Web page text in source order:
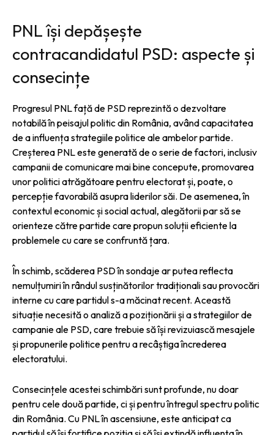
PNL își depășește
contracandidatul PSD: aspecte și
consecințe
Progresul PNL față de PSD reprezintă o dezvoltare
notabilă în peisajul politic din România, având capacitatea
de a influența strategiile politice ale ambelor partide.
Creșterea PNL este generată de o serie de factori, inclusiv
campanii de comunicare mai bine concepute, promovarea
unor politici atrăgătoare pentru electorat și, poate, o
percepție favorabilă asupra liderilor săi. De asemenea, în
contextul economic și social actual, alegătorii par să se
orienteze către partide care propun soluții eficiente la
problemele cu care se confruntă țara.
În schimb, scăderea PSD în sondaje ar putea reflecta
nemulțumiri în rândul susținătorilor tradiționali sau provocări
interne cu care partidul s-a măcinat recent. Această
situație necesită o analiză a poziționării și a strategiilor de
campanie ale PSD, care trebuie să își revizuiască mesajele
și propunerile politice pentru a recâștiga încrederea
electoratului.
Consecințele acestei schimbări sunt profunde, nu doar
pentru cele două partide, ci și pentru întregul spectru politic
din România. Cu PNL în ascensiune, este anticipat ca